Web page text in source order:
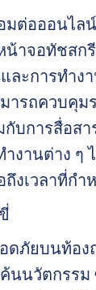
มต่อออนไ
น้าจอทัชส
ละการทำง
รถควบคุม
กับการสื่อส
านต่าง ๆ
งเวลาที่กำ
ดภัยบนท้อ
นนวัตกรร